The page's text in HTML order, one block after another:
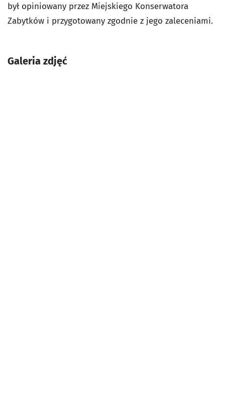
był opiniowany przez Miejskiego Konserwatora
Zabytków i przygotowany zgodnie z jego zaleceniami.
Galeria zdjęć